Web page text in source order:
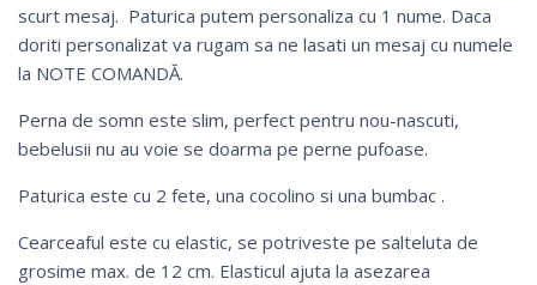
scurt mesaj. Paturica putem personaliza cu 1 nume. Daca
doriti personalizat va rugam sa ne lasati un mesaj cu numele
la NOTE COMANDĂ.
Perna de somn este slim, perfect pentru nou-nascuti,
bebelusii nu au voie se doarma pe perne pufoase.
Paturica este cu 2 fete, una cocolino si una bumbac .
Cearceaful este cu elastic, se potriveste pe salteluta de
grosime max. de 12 cm. Elasticul ajuta la asezarea